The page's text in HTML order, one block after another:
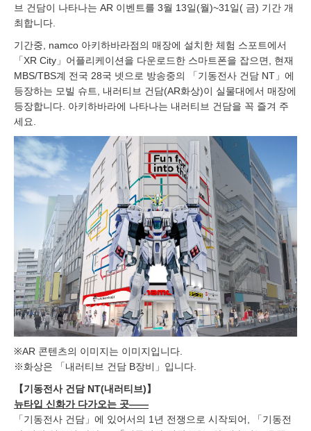
브 건담이 나타나는 AR 이벤트를 3월 13일(월)~31일( 금) 기간 개
최합니다.
기간중, namco 아키하바라점의 매장에 설치한 체험 스포트에서
「XR City」어플리케이션을 다운로드한 스마트폰을 잡으면, 현재
MBS/TBS계 전국 28국 넷으로 방송중의 「기동전사 건담 NT」에
등장하는 모빌 슈트, 내러티브 건담(AR화상)이 실물대에서 매장에
등장합니다. 아키하바라에 나타나는 내러티브 건담을 꼭 즐겨 주
세요.
※AR 콘텐츠의 이미지는 이미지입니다.
※화상은 「내러티브 건담 B장비」입니다.
【기동전사 건담 NT(내러티브)】
뉴타입 신화가 다가오는 곳——
「기동전사 건담」에 있어서의 1년 전쟁으로 시작되어, 「기동전